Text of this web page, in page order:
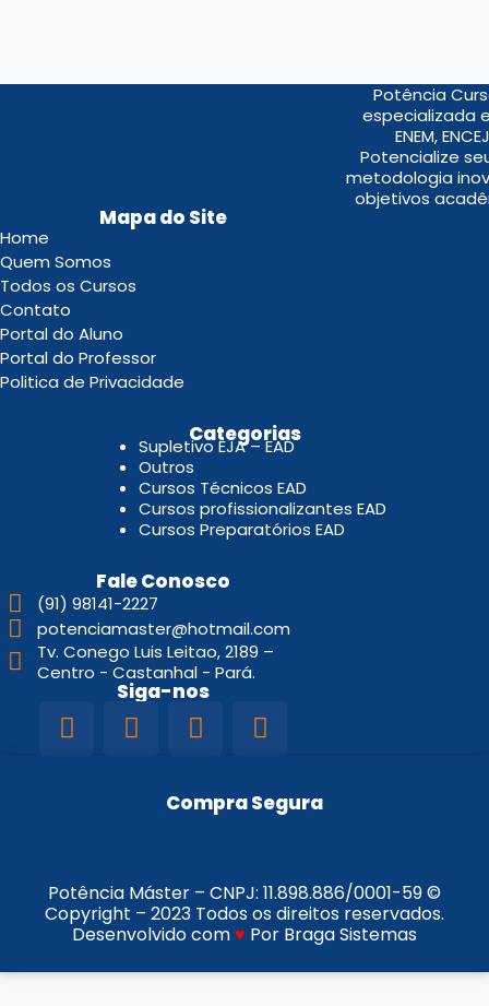
Potência
especializada
ENEM,
Potencialize
metodologia
objetivos
Mapa do Site
Home
Quem Somos
Todos os Cursos
Contato
Portal do Aluno
Portal do Professor
Politica de Privacidade
Categorias
Supletivo EJA – EAD
Outros
Cursos Técnicos EAD
Cursos profissionalizantes EAD
Cursos Preparatórios EAD
Fale Conosco
(91) 98141-2227
potenciamaster@hotmail.com
Tv. Conego Luis Leitao, 2189 –
Centro - Castanhal - Pará.
Siga-nos
Compra Segura
Potência Máster – CNPJ: 11.898.886/0001-59©
Copyright – 2023 Todos os direitos reservados.
Desenvolvido com♥ Por Braga Sistemas